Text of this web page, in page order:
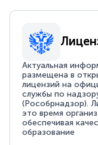
Актуальная
размещена в
лицензий на
службы по
(Рособрнадзор).
это время
обеспечивая
образование